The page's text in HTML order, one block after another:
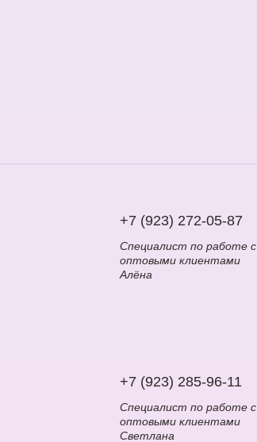
+7 (923) 272-05-87
Специалист по работе с
оптовыми клиентами
Алёна
+7 (923) 285-96-11
Специалист по работе с
оптовыми клиентами
Светлана